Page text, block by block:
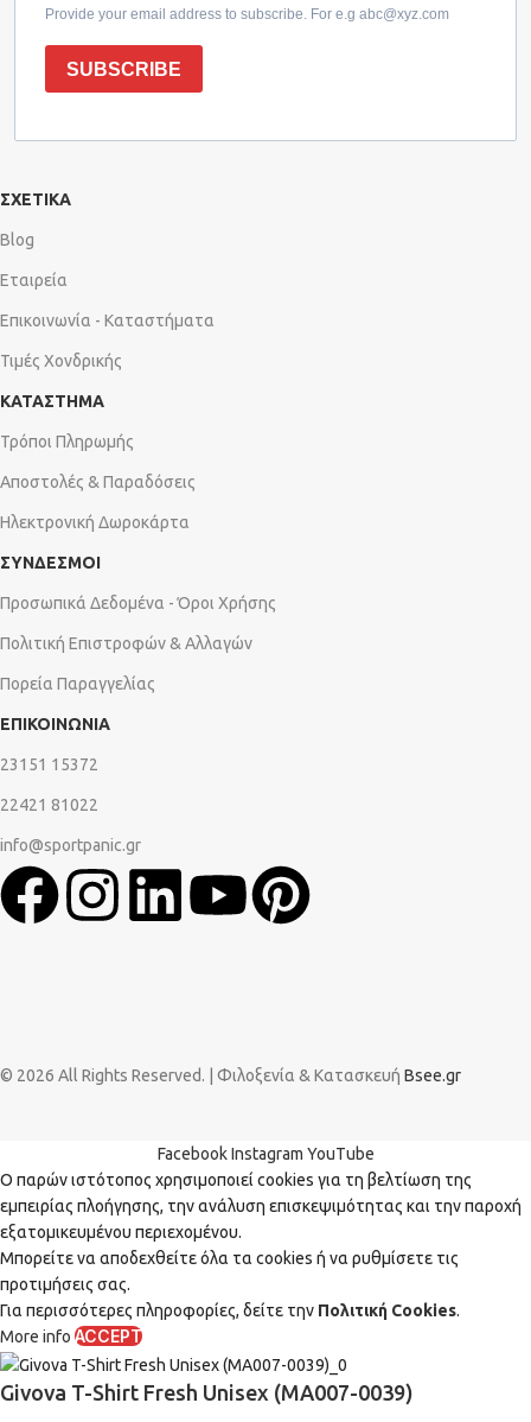
Provide your email address to subscribe. For e.g abc@xyz.com
SUBSCRIBE
ΣΧΕΤΙΚΑ
Blog
Εταιρεία
Επικοινωνία - Καταστήματα
Τιμές Χονδρικής
ΚΑΤΑΣΤΗΜΑ
Τρόποι Πληρωμής
Αποστολές & Παραδόσεις
Ηλεκτρονική Δωροκάρτα
ΣΥΝΔΕΣΜΟΙ
Προσωπικά Δεδομένα - Όροι Χρήσης
Πολιτική Επιστροφών & Αλλαγών
Πορεία Παραγγελίας
ΕΠΙΚΟΙΝΩΝΙΑ
23151 15372
22421 81022
info@sportpanic.gr
© 2026 All Rights Reserved. | Φιλοξενία & Κατασκευή Bsee.gr
Facebook Instagram YouTube
Ο παρών ιστότοπος χρησιμοποιεί cookies για τη βελτίωση της
εμπειρίας πλοήγησης, την ανάλυση επισκεψιμότητας και την παροχή
εξατομικευμένου περιεχομένου.
Μπορείτε να αποδεχθείτε όλα τα cookies ή να ρυθμίσετε τις
προτιμήσεις σας.
Για περισσότερες πληροφορίες, δείτε την Πολιτική Cookies.
More info ACCEPT
Givova T-Shirt Fresh Unisex (MA007-0039)